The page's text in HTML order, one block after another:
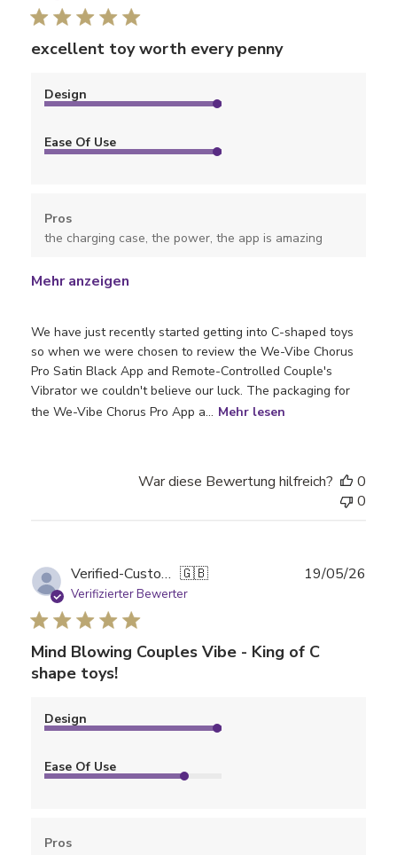
excellent toy worth every penny
We have just recently started getting into C-shaped toys
so when we were chosen to review the We-Vibe Chorus
Pro Satin Black App and Remote-Controlled Couple's
Vibrator we couldn't believe our luck. The packaging for
the We-Vibe Chorus Pro App a... Mehr lesen
Design
Ease Of Use
Pros
the charging case, the power, the app is amazing
Mehr anzeigen
War diese Bewertung hilfreich?
0
0
Verified-Customer 🇬🇧
Verifizierter Bewerter
Mind Blowing Couples Vibe - King of C
shape toys!
Design
Ease Of Use
Pros
19/05/26